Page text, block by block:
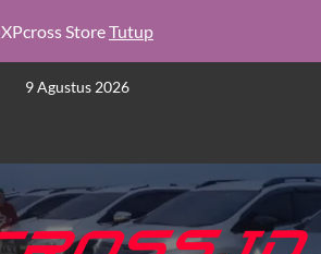
XPcross StoreTutup
9 Agustus 2026